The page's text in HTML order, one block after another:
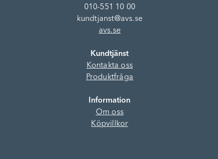
010-551 10 00
kundtjanst@avs.se
avs.se
Kundtjänst
Kontakta oss
Produktfråga
Information
Om oss
Köpvillkor